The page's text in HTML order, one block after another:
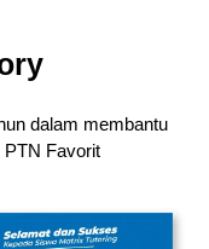
dalam membantu
Favorit